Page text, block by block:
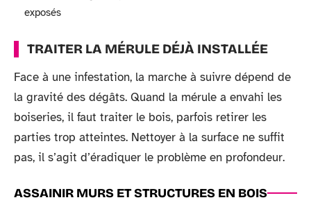
exposés
TRAITER LA MÉRULE DÉJÀ INSTALLÉE
Face à une infestation, la marche à suivre dépend de
la gravité des dégâts. Quand la mérule a envahi les
boiseries, il faut traiter le bois, parfois retirer les
parties trop atteintes. Nettoyer à la surface ne suffit
pas, il s’agit d’éradiquer le problème en profondeur.
ASSAINIR MURS ET STRUCTURES EN BOIS